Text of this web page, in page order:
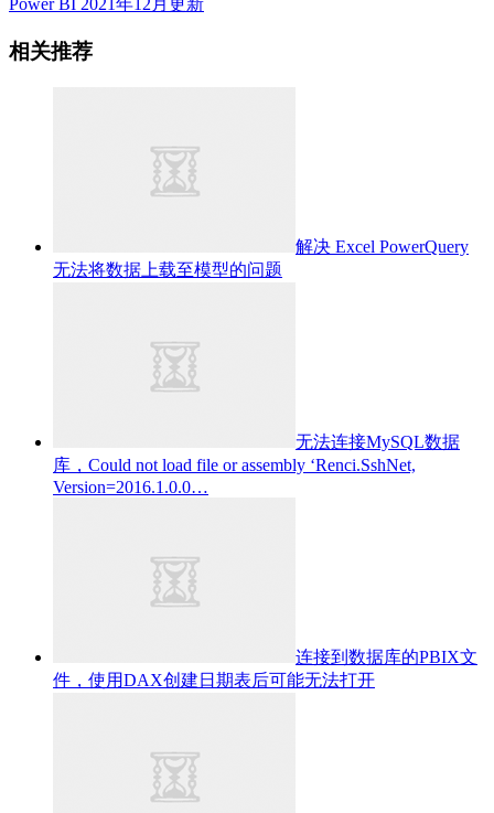
Power BI 2021年12月更新
相关推荐
解决 Excel PowerQuery
无法将数据上载至模型的问题
无法连接MySQL数据
库，Could not load file or assembly ‘Renci.SshNet,
Version=2016.1.0.0…
连接到数据库的PBIX文
件，使用DAX创建日期表后可能无法打开